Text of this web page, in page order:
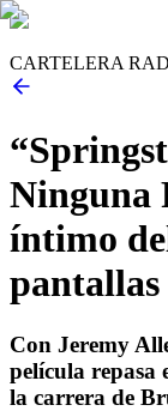
CARTELERA
Ninguna
íntimo
pantallas
Con Jeremy
película repasa
la carrera de